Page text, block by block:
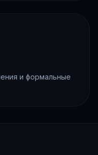
и формальные